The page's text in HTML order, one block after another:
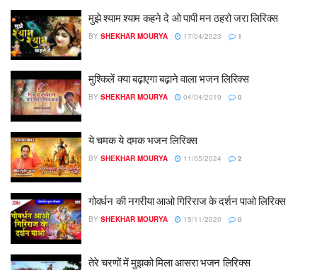
मुझे श्याम श्याम कहने दे ओ पापी मन ठहरो जरा लिरिक्स
BY SHEKHAR MOURYA 17/04/2023 1
मुश्किलें क्या बढ़ाएगा बढ़ाने वाला भजन लिरिक्स
BY SHEKHAR MOURYA 04/04/2019 0
ये चमक ये दमक भजन लिरिक्स
BY SHEKHAR MOURYA 11/05/2024 2
गोवर्धन की नगरीया आओ गिरिराज के दर्शन पाओ लिरिक्स
BY SHEKHAR MOURYA 15/11/2020 0
तेरे चरणों में मुझको मिला आसरा भजन लिरिक्स